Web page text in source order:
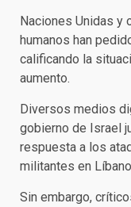
Naciones Unidas y
humanos han
calificando la
aumento.
Diversos medios
gobierno de Israel
respuesta a los
militantes en
Sin embargo,